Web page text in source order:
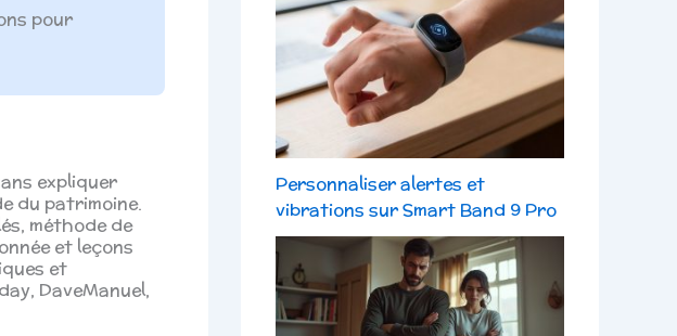
pour
expliquer
du patrimoine.
méthode de
et leçons
et
DaveManuel,
Personnaliser alertes et
vibrations sur Smart Band 9 Pro